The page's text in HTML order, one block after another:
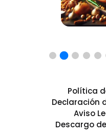
Política
Declaración
Aviso
Descargo